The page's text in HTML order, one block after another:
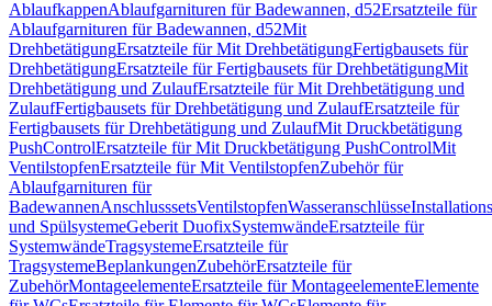
AblaufkappenAblaufgarnituren für Badewannen, d52Ersatzteile für
Ablaufgarnituren für Badewannen, d52Mit
DrehbetätigungErsatzteile für Mit DrehbetätigungFertigbausets für
DrehbetätigungErsatzteile für Fertigbausets für DrehbetätigungMit
Drehbetätigung und ZulaufErsatzteile für Mit Drehbetätigung und
ZulaufFertigbausets für Drehbetätigung und ZulaufErsatzteile für
Fertigbausets für Drehbetätigung und ZulaufMit Druckbetätigung
PushControlErsatzteile für Mit Druckbetätigung PushControlMit
VentilstopfenErsatzteile für Mit VentilstopfenZubehör für
Ablaufgarnituren für
BadewannenAnschlusssetsVentilstopfenWasseranschlüsse
und SpülsystemeGeberit DuofixSystemwändeErsatzteile für
SystemwändeTragsystemeErsatzteile für
TragsystemeBeplankungenZubehörErsatzteile für
ZubehörMontageelementeErsatzteile für MontageelementeElemente